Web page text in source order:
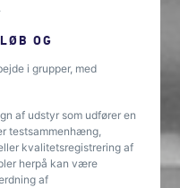
OG
i grupper, med
af udstyr som udfører en
testsammenhæng,
kvalitetsregistrering af
herpå kan være
af